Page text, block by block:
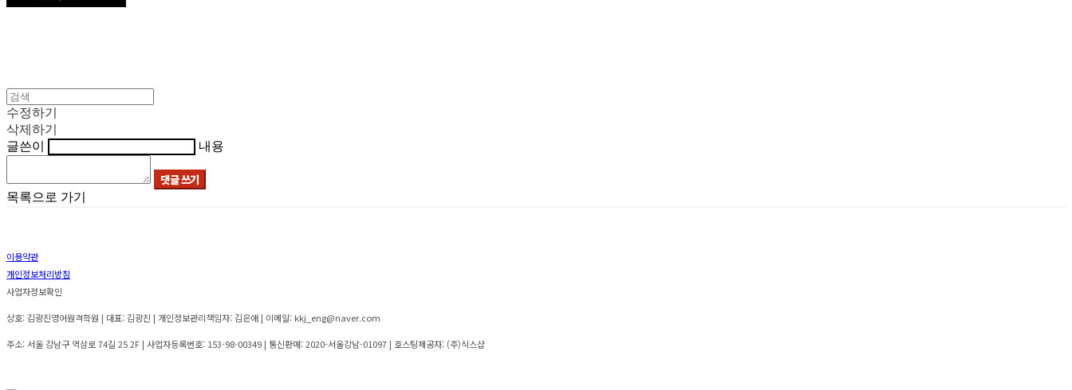
수정하기
삭제하기
글쓴이
내용
댓글 쓰기
목록으로 가기
이용약관
개인정보처리방침
사업자정보확인
상호: 김광진영어원격학원 | 대표: 김광진 | 개인정보관리책임자: 김은애 | 이메일: kkj_eng@naver.com
주소: 서울 강남구 역삼로 74길 25 2F | 사업자등록번호: 153-98-00349 | 통신판매:2020-서울강남-01097 | 호스팅제공자: (주)식스샵